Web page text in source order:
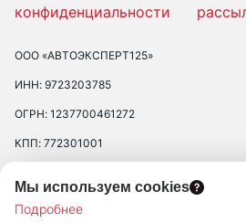
Мы используем cookies
Подробнее
конфиденциальности
ООО «АВТОЭКСПЕРТ125»
ИНН: 9723203785
ОГРН: 1237700461272
КПП: 772301001
47, ПОМ. 2/Н